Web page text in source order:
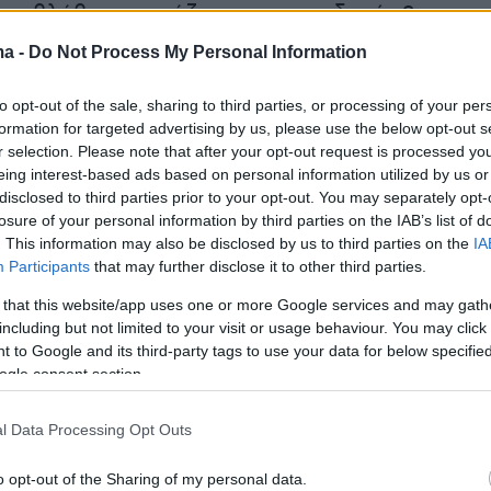
- Do Not Process My Personal Information
opt-out of the sale, sharing to third parties, or processing of your
for targeted advertising by us, please use the below opt-out
selection. Please note that after your opt-out request is processed
interest-based ads based on personal information utilized by us
to third parties prior to your opt-out. You may separately
of your personal information by third parties on the IAB’s list of
This information may also be disclosed by us to third parties on the
Participants that may further disclose it to other third parties.
that this website/app uses one or more Google services and may
but not limited to your visit or usage behaviour. You may
to Google and its third-party tags to use your data for below
consent section.
Data Processing Opt Outs
opt-out of the Sharing of my personal data.
βλάβη επηρεάζεται η τροφοδοσία 2
καταναλωτών, η αποκατάσταση της οποίας
επισημαίνεται ακόμη ότι «δε χρήζει
για τους πολίτες της περιοχής, καθώς η
την ασφαλή λειτουργία του δικτύου
αερίου» και υπογραμμίζεται ότι «η
σε στενή συνεργασία με την
περίπτωση έκτακτης ανάγκης».